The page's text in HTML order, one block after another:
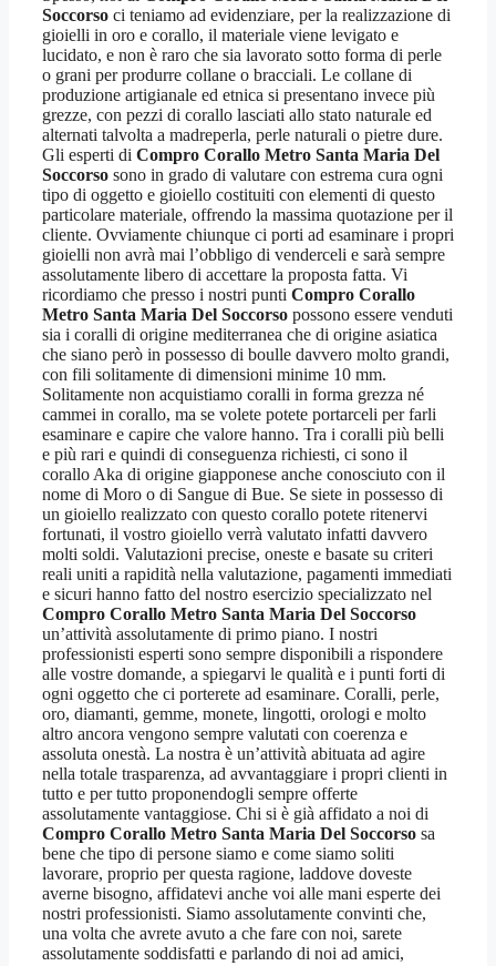
Soccorso ci teniamo ad evidenziare, per la realizzazione di
gioielli in oro e corallo, il materiale viene levigato e
lucidato, e non è raro che sia lavorato sotto forma di perle
o grani per produrre collane o bracciali. Le collane di
produzione artigianale ed etnica si presentano invece più
grezze, con pezzi di corallo lasciati allo stato naturale ed
alternati talvolta a madreperla, perle naturali o pietre dure.
Gli esperti di Compro Corallo Metro Santa Maria Del
Soccorso sono in grado di valutare con estrema cura ogni
tipo di oggetto e gioiello costituiti con elementi di questo
particolare materiale, offrendo la massima quotazione per il
cliente. Ovviamente chiunque ci porti ad esaminare i propri
gioielli non avrà mai l’obbligo di venderceli e sarà sempre
assolutamente libero di accettare la proposta fatta. Vi
ricordiamo che presso i nostri punti Compro Corallo
Metro Santa Maria Del Soccorso possono essere venduti
sia i coralli di origine mediterranea che di origine asiatica
che siano però in possesso di boulle davvero molto grandi,
con fili solitamente di dimensioni minime 10 mm.
Solitamente non acquistiamo coralli in forma grezza né
cammei in corallo, ma se volete potete portarceli per farli
esaminare e capire che valore hanno. Tra i coralli più belli
e più rari e quindi di conseguenza richiesti, ci sono il
corallo Aka di origine giapponese anche conosciuto con il
nome di Moro o di Sangue di Bue. Se siete in possesso di
un gioiello realizzato con questo corallo potete ritenervi
fortunati, il vostro gioiello verrà valutato infatti davvero
molti soldi. Valutazioni precise, oneste e basate su criteri
reali uniti a rapidità nella valutazione, pagamenti immediati
e sicuri hanno fatto del nostro esercizio specializzato nel
Compro Corallo Metro Santa Maria Del Soccorso
un’attività assolutamente di primo piano. I nostri
professionisti esperti sono sempre disponibili a rispondere
alle vostre domande, a spiegarvi le qualità e i punti forti di
ogni oggetto che ci porterete ad esaminare. Coralli, perle,
oro, diamanti, gemme, monete, lingotti, orologi e molto
altro ancora vengono sempre valutati con coerenza e
assoluta onestà. La nostra è un’attività abituata ad agire
nella totale trasparenza, ad avvantaggiare i propri clienti in
tutto e per tutto proponendogli sempre offerte
assolutamente vantaggiose. Chi si è già affidato a noi di
Compro Corallo Metro Santa Maria Del Soccorso sa
bene che tipo di persone siamo e come siamo soliti
lavorare, proprio per questa ragione, laddove doveste
averne bisogno, affidatevi anche voi alle mani esperte dei
nostri professionisti. Siamo assolutamente convinti che,
una volta che avrete avuto a che fare con noi, sarete
assolutamente soddisfatti e parlando di noi ad amici,